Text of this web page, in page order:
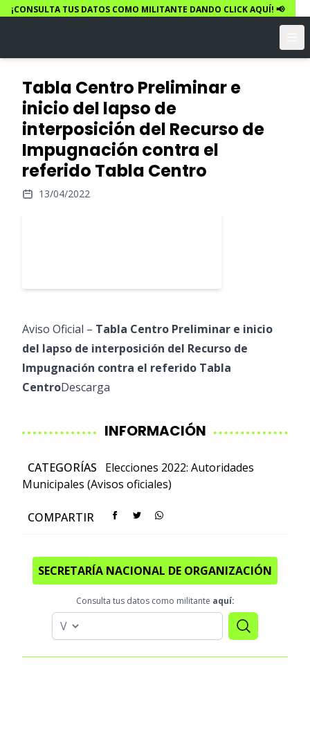
¡CONSULTA TUS DATOS COMO MILITANTE DANDO CLICK AQUÍ! 📢
Tabla Centro Preliminar e
inicio del lapso de
interposición del Recurso de
Impugnación contra el
referido Tabla Centro
13/04/2022
Aviso Oficial – Tabla Centro Preliminar e inicio
del lapso de interposición del Recurso de
Impugnación contra el referido Tabla
CentroDescarga
INFORMACIÓN
CATEGORÍAS
Elecciones 2022: Autoridades
Municipales (Avisos oficiales)
COMPARTIR
SECRETARÍA NACIONAL DE ORGANIZACIÓN
Consulta tus datos como militante aquí: